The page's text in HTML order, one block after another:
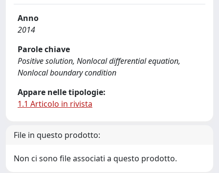
Anno
2014
Parole chiave
Positive solution, Nonlocal differential equation,
Nonlocal boundary condition
Appare nelle tipologie:
1.1 Articolo in rivista
File in questo prodotto:
Non ci sono file associati a questo prodotto.